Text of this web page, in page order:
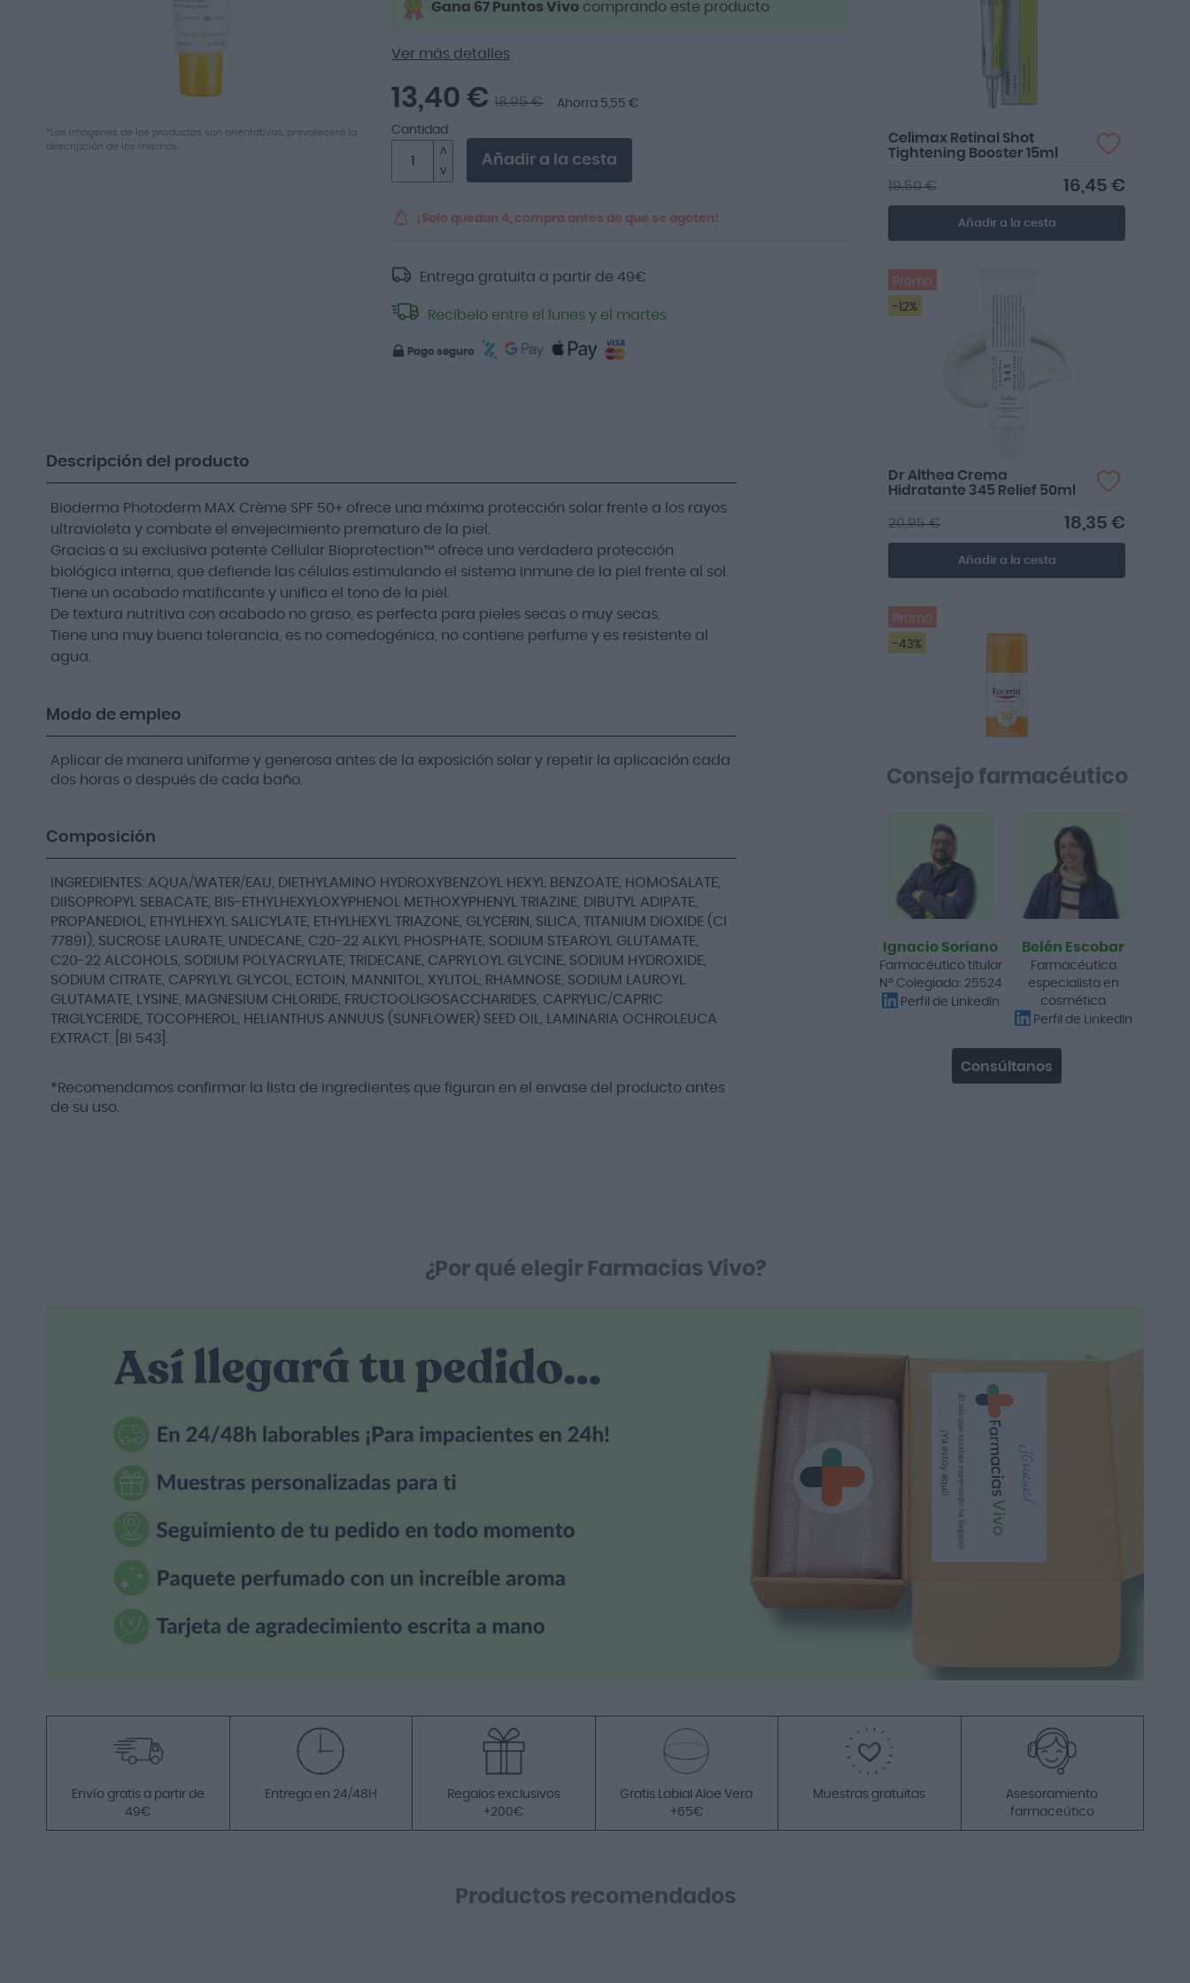
*Las imágenes de los productos son orientativas, prevalecerá la
descripción de los mismos.
Gana 67 Puntos Vivo comprando este producto
Ver más detalles
13,40 € 18,95 € Ahorra 5,55 €
Cantidad
Añadir a la cesta
¡Solo quedan 4, compra antes de que se agoten!
Entrega gratuita a partir de49€
Recíbelo entre el lunes y el martes
Pago seguro
Celimax Retinal Shot
Tightening Booster 15ml
16,45 €
19,50 €
Añadir a la cesta
Promo
-12%
Dr Althea Crema
Hidratante 345 Relief 50ml
18,35 €
20,95 €
Añadir a la cesta
Promo
-43%
Control Dry Touch Gel
Crema SPF50+ 50ml
10,70 €
18,65 €
Añadir a la cesta
Promo
-18%
No lo conocía. Está bien, pero me
gusta más el gel
GH Función Barrera
Fórmula Plus 80ml
59,40 €
69,90 €
Me gusta porque no irrita
Descripción del producto
Bioderma Photoderm MAX Crème SPF 50+ ofrece una máxima protección solar frente a los rayos
ultravioleta y combate el envejecimiento prematuro de la piel.
Gracias a su exclusiva patente Cellular Bioprotection™ ofrece una verdadera protección
biológica interna, que defiende las células estimulando el sistema inmune de la piel frente al sol.
Tiene un acabado matificante y unifica el tono de la piel.
De textura nutritiva con acabado no graso, es perfecta para pieles secas o muy secas.
Tiene una muy buena tolerancia, es no comedogénica, no contiene perfume y es resistente al
agua.
Modo de empleo
Aplicar de manera uniforme y generosa antes de la exposición solar y repetir la aplicación cada
dos horas o después de cada baño.
Composición
INGREDIENTES: AQUA/WATER/EAU, DIETHYLAMINO HYDROXYBENZOYL HEXYL BENZOATE, HOMOSALATE,
DIISOPROPYL SEBACATE, BIS-ETHYLHEXYLOXYPHENOL METHOXYPHENYL TRIAZINE, DIBUTYL ADIPATE,
PROPANEDIOL, ETHYLHEXYL SALICYLATE, ETHYLHEXYL TRIAZONE, GLYCERIN, SILICA, TITANIUM DIOXIDE (CI
77891), SUCROSE LAURATE, UNDECANE, C20-22 ALKYL PHOSPHATE, SODIUM STEAROYL GLUTAMATE,
C20-22 ALCOHOLS, SODIUM POLYACRYLATE, TRIDECANE, CAPRYLOYL GLYCINE, SODIUM HYDROXIDE,
SODIUM CITRATE, CAPRYLYL GLYCOL, ECTOIN, MANNITOL, XYLITOL, RHAMNOSE, SODIUM LAUROYL
GLUTAMATE, LYSINE, MAGNESIUM CHLORIDE, FRUCTOOLIGOSACCHARIDES, CAPRYLIC/CAPRIC
TRIGLYCERIDE, TOCOPHEROL, HELIANTHUS ANNUUS (SUNFLOWER) SEED OIL, LAMINARIA OCHROLEUCA
EXTRACT. [BI 543].
*Recomendamos confirmar la lista de ingredientes que figuran en el envase del producto antes
de su uso.
Consejo farmacéutico
Ignacio Soriano
Farmacéutico titular
Nº Colegiado: 25524
Perfil de LinkedIn
Belén Escobar
Farmacéutica
especialista en
cosmética
Perfil de LinkedIn
Consúltanos
¿Por qué elegir Farmacias Vivo?
Envío gratis a partir de
49€
Entrega en 24/48H
Regalos exclusivos
+200€
Gratis Labial Aloe Vera
+65€
Muestras gratuitas
Asesoramiento
farmaceútico
Productos recomendados